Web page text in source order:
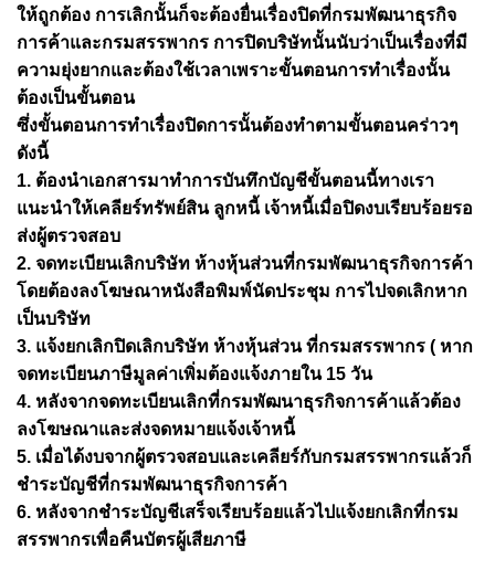
ให้ถูกต้อง การเลิกนั้นก็จะต้องยื่นเรื่องปิดที่กรมพัฒนาธุรกิจ
การค้าและกรมสรรพากร การปิดบริษัทนั้นนับว่าเป็นเรื่องที่มี
ความยุ่งยากและต้องใช้เวลาเพราะขั้นตอนการทำเรื่องนั้น
ต้องเป็นขั้นตอน
ซึ่งขั้นตอนการทำเรื่องปิดการนั้นต้องทำตามขั้นตอนคร่าวๆ
ดังนี้
1. ต้องนำเอกสารมาทำการบันทึกบัญชีขั้นตอนนี้ทางเรา
แนะนำให้เคลียร์ทรัพย์สิน ลูกหนี้ เจ้าหนี้เมื่อปิดงบเรียบร้อยรอ
ส่งผู้ตรวจสอบ
2. จดทะเบียนเลิกบริษัท ห้างหุ้นส่วนที่กรมพัฒนาธุรกิจการค้า
โดยต้องลงโฆษณาหนังสือพิมพ์นัดประชุม การไปจดเลิกหาก
เป็นบริษัท
3. แจ้งยกเลิกปิดเลิกบริษัท ห้างหุ้นส่วน ที่กรมสรรพากร ( หาก
จดทะเบียนภาษีมูลค่าเพิ่มต้องแจ้งภายใน 15 วัน
4. หลังจากจดทะเบียนเลิกที่กรมพัฒนาธุรกิจการค้าแล้วต้อง
ลงโฆษณาและส่งจดหมายแจ้งเจ้าหนี้
5. เมื่อได้งบจากผู้ตรวจสอบและเคลียร์กับกรมสรรพากรแล้วก็
ชำระบัญชีที่กรมพัฒนาธุรกิจการค้า
6. หลังจากชำระบัญชีเสร็จเรียบร้อยแล้วไปแจ้งยกเลิกที่กรม
สรรพากรเพื่อคืนบัตรผู้เสียภาษี